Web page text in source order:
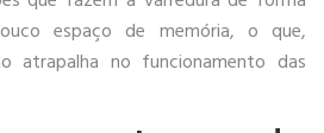
espaço de memória, o que,
atrapalha no funcionamento das